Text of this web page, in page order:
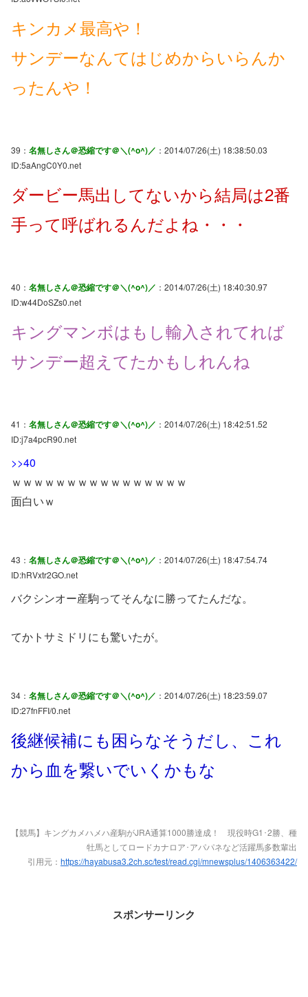
キンカメ最高や！
サンデーなんてはじめからいらんか
ったんや！
39： 名無しさん＠恐縮です＠＼(^o^)／ ：2014/07/26(土) 18:38:50.03
ID:5aAngC0Y0.net
ダービー馬出してないから結局は2番
手って呼ばれるんだよね・・・
40： 名無しさん＠恐縮です＠＼(^o^)／ ：2014/07/26(土) 18:40:30.97
ID:w44DoSZs0.net
キングマンボはもし輸入されてれば
サンデー超えてたかもしれんね
41： 名無しさん＠恐縮です＠＼(^o^)／ ：2014/07/26(土) 18:42:51.52
ID:j7a4pcR90.net
>>40
ｗｗｗｗｗｗｗｗｗｗｗｗｗｗｗｗ
面白いｗ
43： 名無しさん＠恐縮です＠＼(^o^)／ ：2014/07/26(土) 18:47:54.74
ID:hRVxtr2GO.net
バクシンオー産駒ってそんなに勝ってたんだな。
てかトサミドリにも驚いたが。
34： 名無しさん＠恐縮です＠＼(^o^)／ ：2014/07/26(土) 18:23:59.07
ID:27fnFFI/0.net
後継候補にも困らなそうだし、これ
から血を繋いでいくかもな
【競馬】キングカメハメハ産駒がJRA通算1000勝達成！ 現役時G1･2勝、種
牡馬としてロードカナロア･アパパネなど活躍馬多数輩出
引用元： https://hayabusa3.2ch.sc/test/read.cgi/mnewsplus/1406363422/
スポンサーリンク